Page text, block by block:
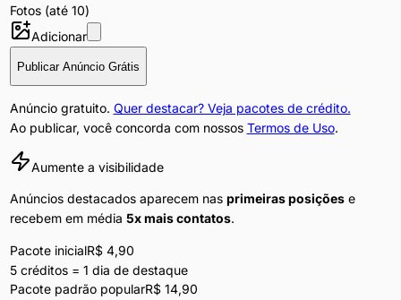
Fotos (até 10)
Adicionar
Publicar Anúncio Grátis
Anúncio gratuito. Quer destacar? Veja pacotes de crédito.
Ao publicar, você concorda com nossos Termos de Uso.
Aumente a visibilidade
Anúncios destacados aparecem nas primeiras posiçõese
recebem em média 5x mais contatos.
Pacote inicialR$ 4,90
5 créditos = 1 dia de destaque
Pacote padrão popularR$ 14,90